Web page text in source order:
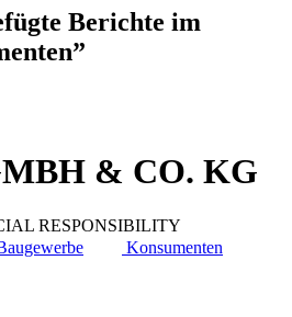
Berichte im
& CO. KG
RESPONSIBILITY
Konsumenten